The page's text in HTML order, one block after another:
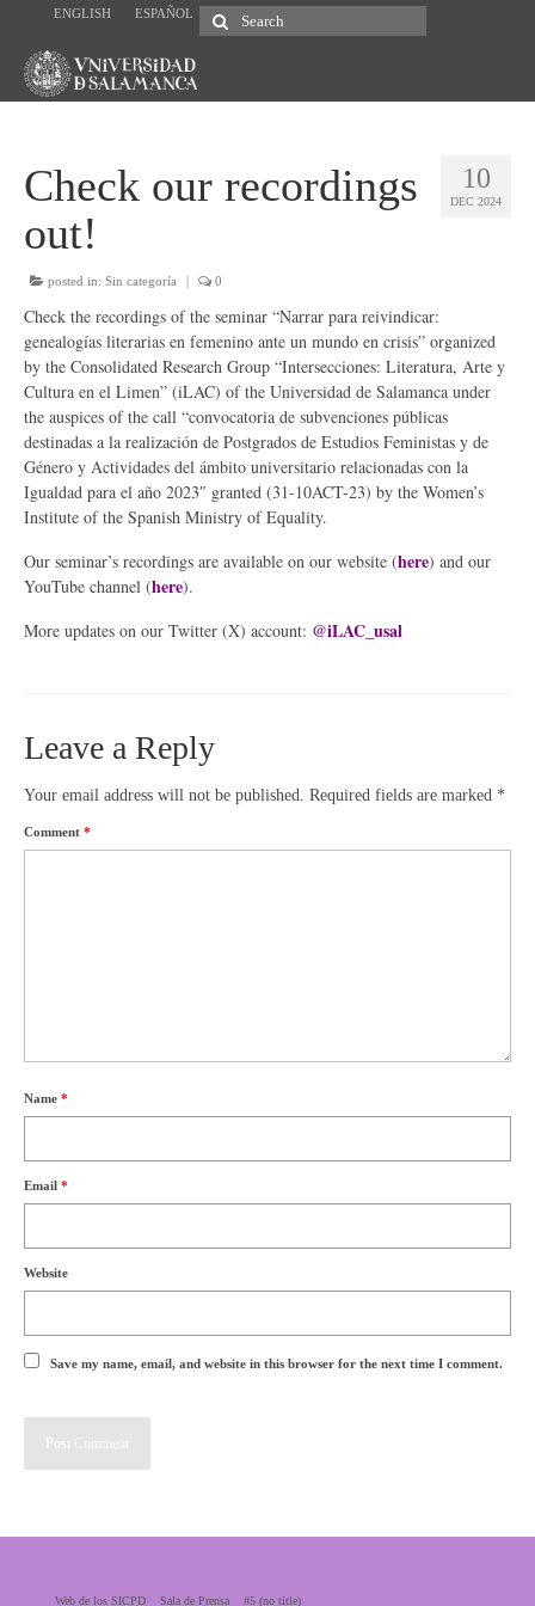
ESPAÑOL
ENGLISH
Search
for:
10
DEC 2024
Check our recordings
out!
posted in: Sin categoría 0
Check the recordings of the seminar “Narrar para reivindicar:
genealogías literarias en femenino ante un mundo en crisis” organized
by the Consolidated Research Group “Intersecciones: Literatura, Arte y
Cultura en el Limen” (iLAC) of the Universidad de Salamanca under
the auspices of the call “convocatoria de subvenciones públicas
destinadas a la realización de Postgrados de Estudios Feministas y de
Género y Actividades del ámbito universitario relacionadas con la
Igualdad para el año 2023″ granted (31-10ACT-23) by the Women’s
Institute of the Spanish Ministry of Equality.
Our seminar’s recordings are available on our website (here) and our
YouTube channel (here).
More updates on our Twitter (X) account: @iLAC_usal
Leave a Reply
Your email address will not be published. Required fields are marked *
Comment *
Name *
Email *
Website
Save my name, email, and website in this browser for the next time I comment.
Web de los SICPD Sala de Prensa #5 (no title)